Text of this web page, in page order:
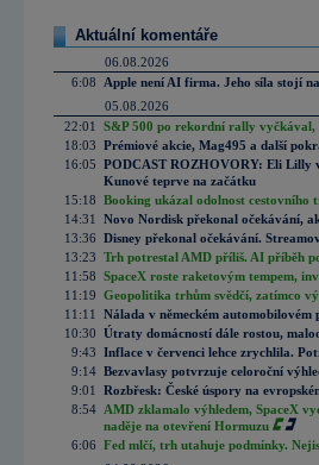
Aktuální komentáře
06.08.2026
6:08
Apple není AI firma. Jeho síla stojí
05.08.2026
22:01
S&P 500 po rekordní rally vyčkával,
18:03 Prémiové akcie, Mag495 a další
16:05 PODCAST ROZHOVORY: Eli Lilly
Kunové teprve na začátku
15:18 Booking ukázal odolnost cestovního
14:31
Novo Nordisk překonal očekávání,
13:36 Disney překonal očekávání.
13:23 Trh potrestal AMD příliš. AI příběh
11:58 SpaceX roste raketovým tempem,
11:19 Geopolitika trhům svědčí, zatímco
11:11
Nálada v německém automobilovém
10:30 Útraty domácností dále rostou,
9:43 Inflace v červenci lehce zrychlila.
9:14 Bezvavlasy potvrzuje celoroční
9:01
Rozbřesk: České úspory na
8:54 AMD zklamalo výhledem, SpaceX
naděje na otevření Hormuzu
6:06 Fed mlčí, trh utahuje podmínky.